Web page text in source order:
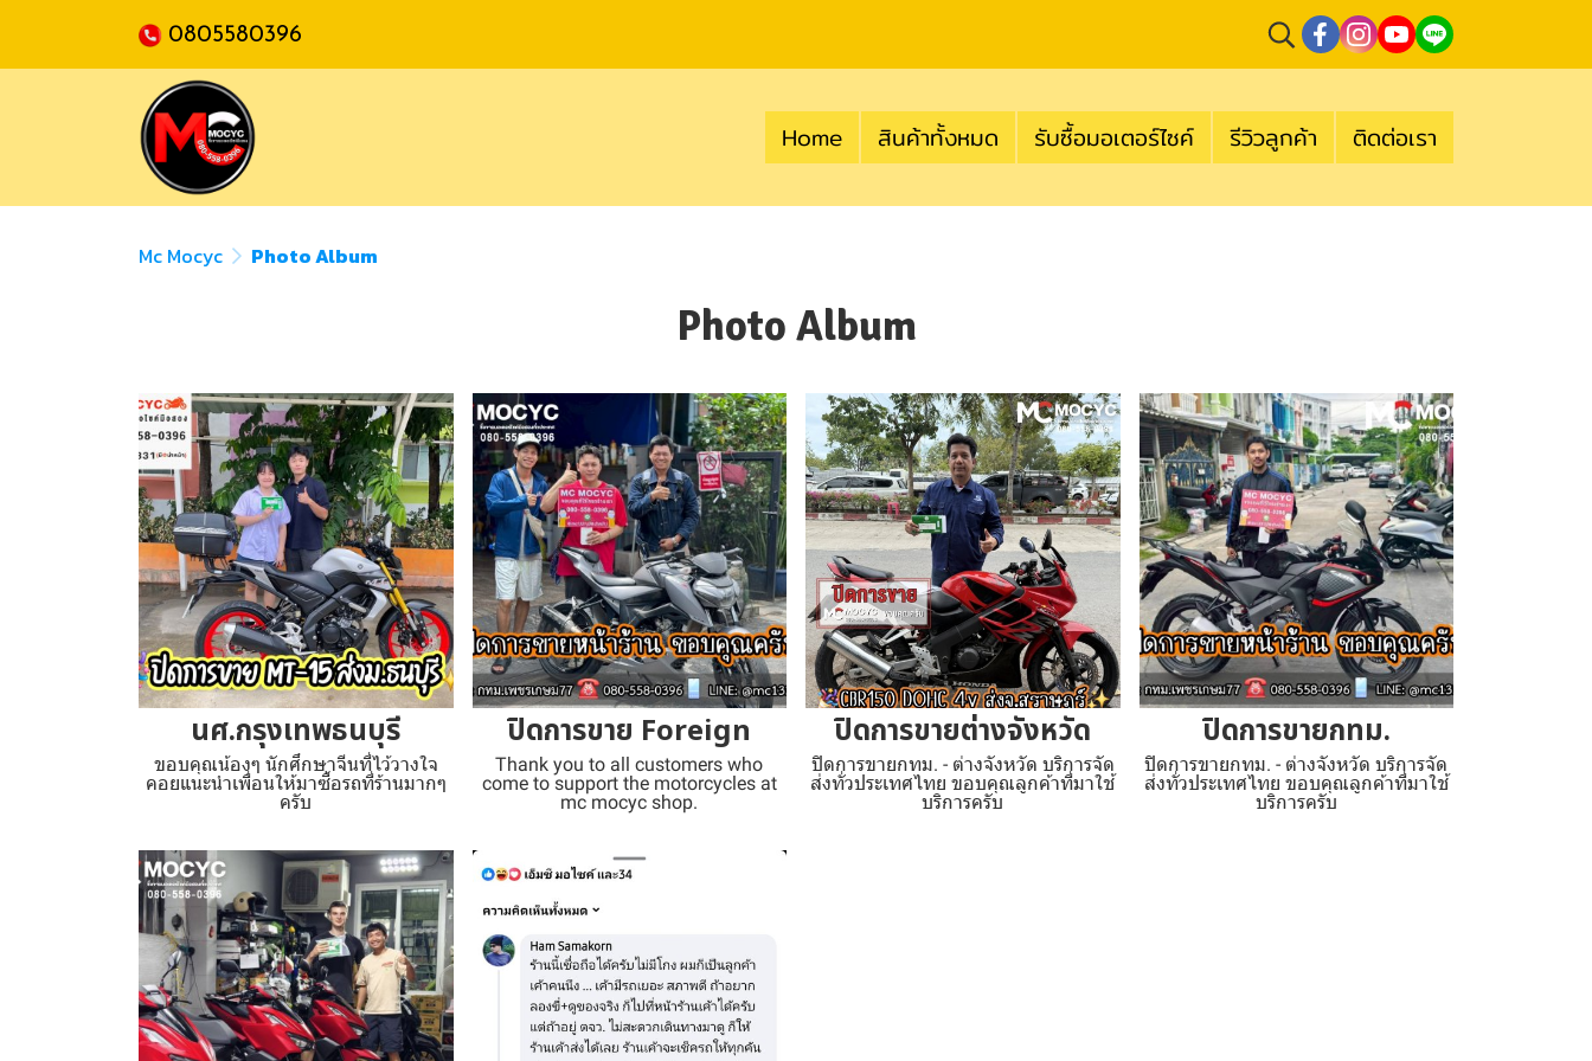
0805580396
Home สินค้าทั้งหมด รับซื้อมอเตอร์ไซค์ รีวิวลูกค้า ติดต่อเรา
Mc Mocyc Photo Album
Photo Album
นศ.กรุงเทพธนบุรี
ขอบคุณน้องๆ นักศึกษาจีนที่ไว้วางใจ
คอยแนะนำเพื่อนให้มาซื้อรถที่ร้านมากๆ
ครับ
ปิดการขาย Foreign
Thank you to all customers who
come to support the motorcycles at
mc mocyc shop.
ปิดการขายต่างจังหวัด
ปิดการขายกทม. - ต่างจังหวัด บริการจัด
ส่งทั่วประเทศไทย ขอบคุณลูกค้าที่มาใช้
บริการครับ
ปิดการขายกทม.
ปิดการขายกทม. - ต่างจังหวัด บริการจัด
ส่งทั่วประเทศไทย ขอบคุณลูกค้าที่มาใช้
บริการครับ